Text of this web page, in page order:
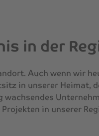
in der
Auch wenn wir
in unserer Heimat,
in unserer